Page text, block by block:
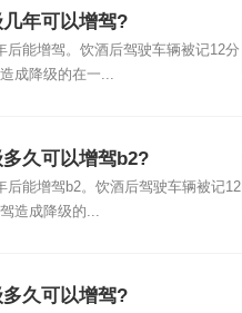
年可以增驾?
后能增驾。饮酒后驾驶车辆被记12分
成降级的在一...
久可以增驾b2?
后能增驾b2。饮酒后驾驶车辆被记12
造成降级的...
久可以增驾?